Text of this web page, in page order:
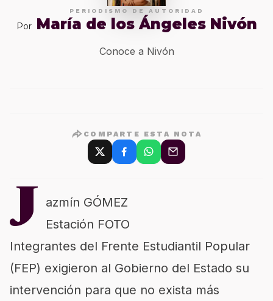
PERIODISMO DE AUTORIDAD
Por María de los Ángeles Nivón
Conoce a Nivón
COMPARTE ESTA NOTA
J
azmín GÓMEZ
Estación FOTO
Integrantes del Frente Estudiantil Popular
(FEP) exigieron al Gobierno del Estado su
intervención para que no exista más